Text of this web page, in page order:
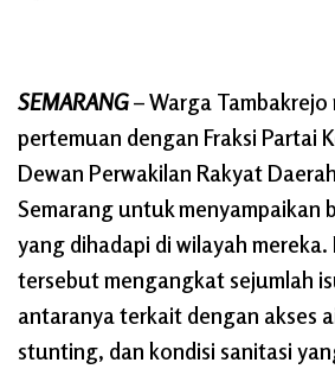
SEMARANG– Warga
pertemuan dengan Fraksi Partai
Dewan Perwakilan Rakyat
Semarang untuk menyampaikan
yang dihadapi di wilayah
tersebut mengangkat sejumlah
antaranya terkait dengan akses
stunting, dan kondisi sanitasi